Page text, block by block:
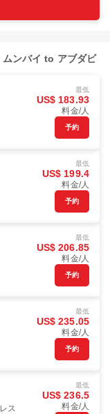
ンバイ to アブダビ
最低
US$ 183.93
料金/人
予約
最低
US$ 199.4
料金/人
予約
最低
US$ 206.85
料金/人
予約
最低
US$ 235.05
料金/人
予約
ス
最低
US$ 236.5
料金/人